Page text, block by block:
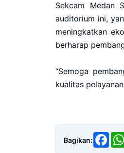
Sekcam Medan
auditorium ini,
meningkatkan
berharap
“Semoga
kualitas
Bagikan: